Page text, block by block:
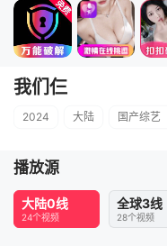
我们仨
2024 大陆 国产综艺
播放源
大陆0线
24个视频
全球3线
28个视频